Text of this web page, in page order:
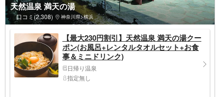
天然温泉 満天の湯
口コミ(2,308) 神奈川県>横浜
【最大230円割引】天然温泉 満天の湯クー
ポン(お風呂+レンタルタオルセット+お食
事＆ミニドリンク)
日帰り温泉
指定無し